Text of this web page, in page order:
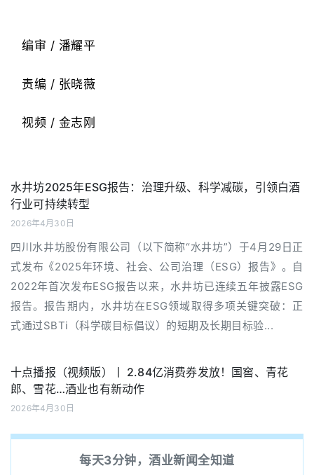
编审 / 潘耀平
责编 / 张晓薇
视频 / 金志刚
水井坊2025年ESG报告：治理升级、科学减碳，引领白酒
行业可持续转型
2026年4月30日
四川水井坊股份有限公司（以下简称“水井坊”）于4月29日正
式发布《2025年环境、社会、公司治理（ESG）报告》。自
2022年首次发布ESG报告以来，水井坊已连续五年披露ESG
报告。报告期内，水井坊在ESG领域取得多项关键突破：正
式通过SBTi（科学碳目标倡议）的短期及长期目标验...
十点播报（视频版）丨 2.84亿消费券发放！国窖、青花
郎、雪花…酒业也有新动作
2026年4月30日
每天3分钟，酒业新闻全知道